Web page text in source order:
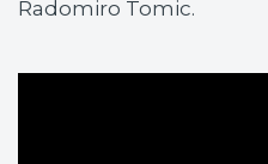
Radomiro Tomic.